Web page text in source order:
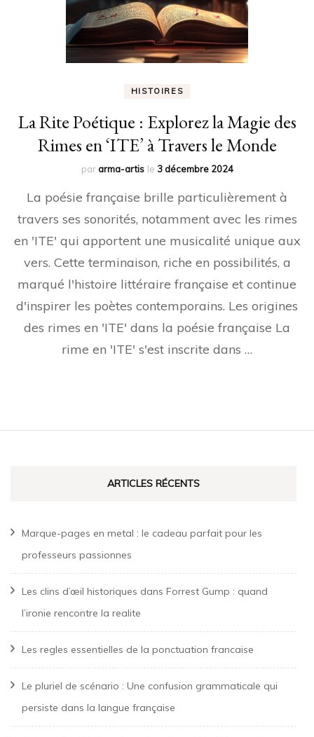
HISTOIRES
La Rite Poétique : Explorez la Magie des
Rimes en ‘ITE’ à Travers le Monde
pararma-artis le 3 décembre 2024
La poésie française brille particulièrement à
travers ses sonorités, notamment avec les rimes
en 'ITE' qui apportent une musicalité unique aux
vers. Cette terminaison, riche en possibilités, a
marqué l'histoire littéraire française et continue
d'inspirer les poètes contemporains. Les origines
des rimes en 'ITE' dans la poésie française La
rime en 'ITE' s'est inscrite dans …
ARTICLES RÉCENTS
Marque-pages en metal : le cadeau parfait pour les
professeurs passionnes
Les clins d’œil historiques dans Forrest Gump : quand
l’ironie rencontre la realite
Les regles essentielles de la ponctuation francaise
Le pluriel de scénario : Une confusion grammaticale qui
persiste dans la langue française